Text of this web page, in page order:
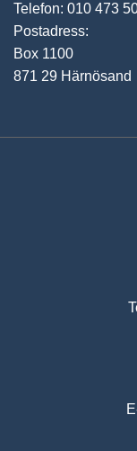
Telefon: 010 473
Postadress:
Box 1100
871 29 Härnösand